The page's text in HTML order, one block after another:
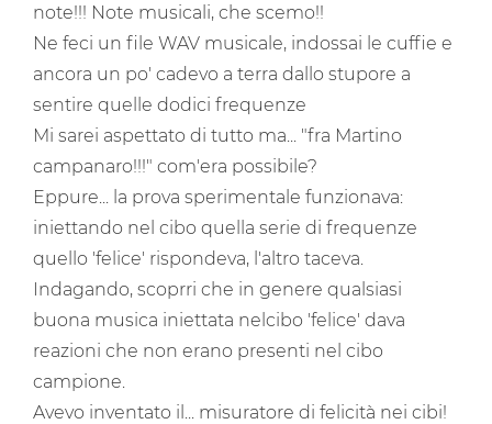
note!!! Note musicali, che scemo!!
Ne feci un file WAV musicale, indossai le cuffie e
ancora un po' cadevo a terra dallo stupore a
sentire quelle dodici frequenze
Mi sarei aspettato di tutto ma... "fra Martino
campanaro!!!" com'era possibile?
Eppure... la prova sperimentale funzionava:
iniettando nel cibo quella serie di frequenze
quello 'felice' rispondeva, l'altro taceva.
Indagando, scoprri che in genere qualsiasi
buona musica iniettata nelcibo 'felice' dava
reazioni che non erano presenti nel cibo
campione.
Avevo inventato il... misuratore di felicità nei cibi!